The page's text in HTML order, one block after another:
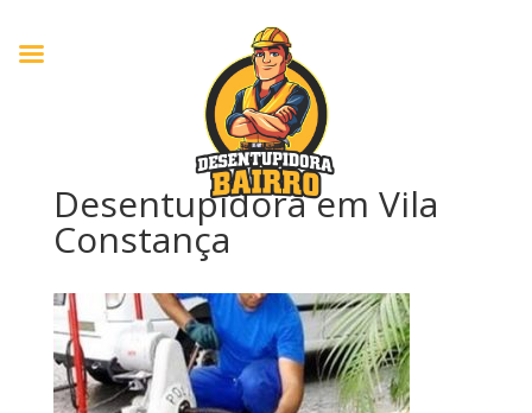
Desentupidora em Vila
Constança